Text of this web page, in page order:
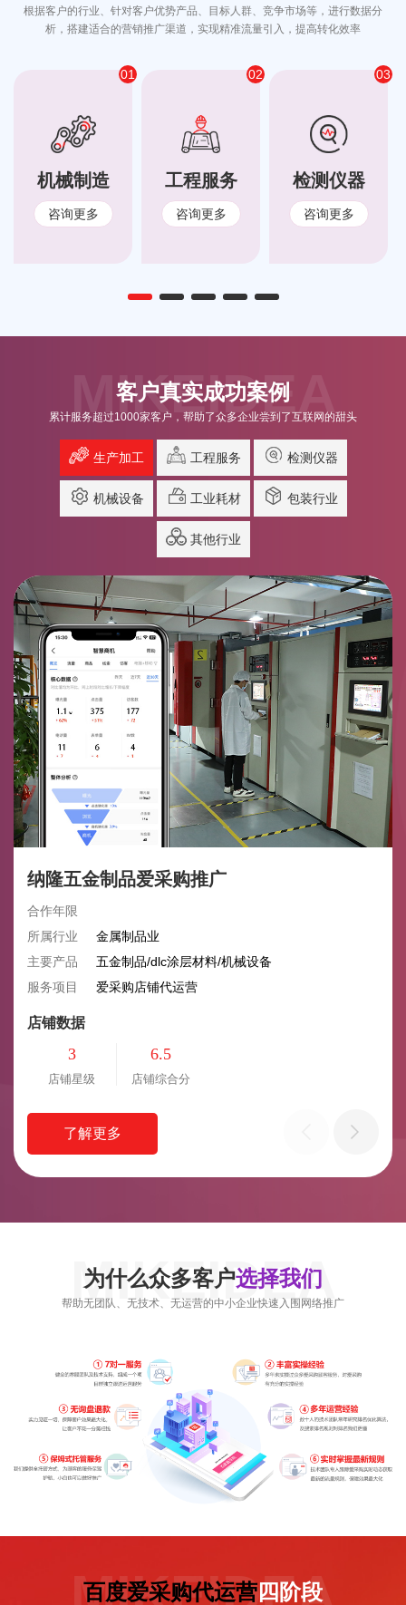
根据客户的行业、针对客户优势产品、目标人群、竞争市场等，进行数据分
析，搭建适合的营销推广渠道，实现精准流量引入，提高转化效率
01
机械制造
咨询更多
02
工程服务
咨询更多
03
检测仪器
咨询更多
客户真实成功案例
累计服务超过1000家客户，帮助了众多企业尝到了互联网的甜头
MIKEIDEA
生产加工 工程服务 检测仪器
机械设备 工业耗材 包装行业
其他行业
纳隆五金制品爱采购推广
合作年限
所属行业
金属制品业
主要产品
五金制品/dlc涂层材料/机械设备
服务项目
爱采购店铺代运营
店铺数据
3
店铺星级
6.5
店铺综合分
了解更多
为什么众多客户选择我们
帮助无团队、无技术、无运营的中小企业快速入围网络推广
MIKEIDEA
百度爱采购代运营四阶段